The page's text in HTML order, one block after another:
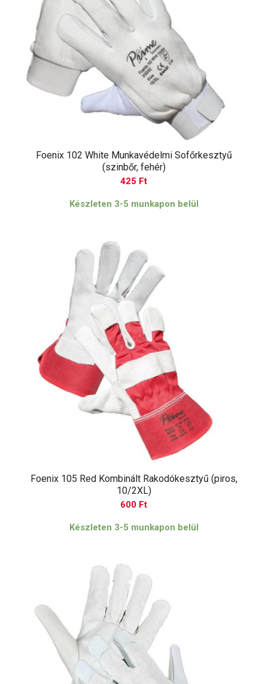
Foenix 102 White Munkavédelmi Sofőrkesztyű
(szinbőr, fehér)
425 Ft
Készleten 3-5 munkapon belül
Foenix 105 Red Kombinált Rakodókesztyű (piros,
10/2XL)
600 Ft
Készleten 3-5 munkapon belül